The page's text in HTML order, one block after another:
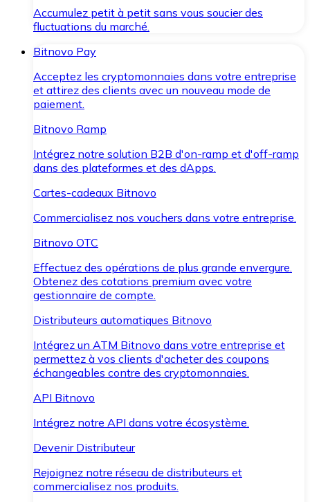
Accumulez petit à petit sans vous soucier des
fluctuations du marché.
Bitnovo Pay
Acceptez les cryptomonnaies dans votre entreprise
et attirez des clients avec un nouveau mode de
paiement.
Bitnovo Ramp
Intégrez notre solution B2B d'on-ramp et d'off-ramp
dans des plateformes et des dApps.
Cartes-cadeaux Bitnovo
Commercialisez nos vouchers dans votre entreprise.
Bitnovo OTC
Effectuez des opérations de plus grande envergure.
Obtenez des cotations premium avec votre
gestionnaire de compte.
Distributeurs automatiques Bitnovo
Intégrez un ATM Bitnovo dans votre entreprise et
permettez à vos clients d'acheter des coupons
échangeables contre des cryptomonnaies.
API Bitnovo
Intégrez notre API dans votre écosystème.
Devenir Distributeur
Rejoignez notre réseau de distributeurs et
commercialisez nos produits.